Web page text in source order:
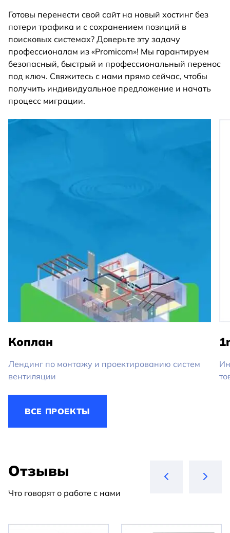
Готовы перенести свой сайт на новый хостинг без
потери трафика и с сохранением позиций в
поисковых системах? Доверьте эту задачу
профессионалам из «Promicom»! Мы гарантируем
безопасный, быстрый и профессиональный перенос
под ключ. Свяжитесь с нами прямо сейчас, чтобы
получить индивидуальное предложение и начать
процесс миграции.
Коплан
Лендинг по монтажу и проектированию систем
вентиляции
ВСЕ ПРОЕКТЫ
Отзывы
Что говорят о работе с нами